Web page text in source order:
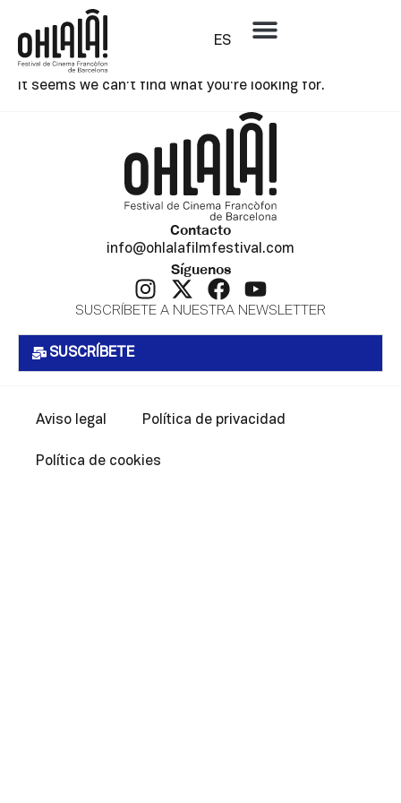
ES
Category: Sin categorizar
It seems we can't find what you're looking for.
Contacto
info@ohlalafilmfestival.com
Síguenos
SUSCRÍBETE A NUESTRA NEWSLETTER
SUSCRÍBETE
Aviso legal Política de privacidad
Política de cookies